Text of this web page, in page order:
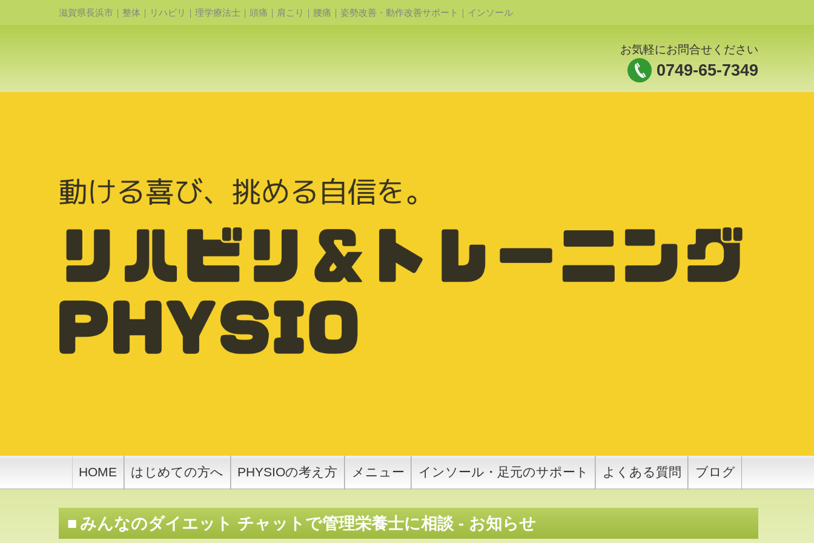
滋賀県長浜市｜整体｜リハビリ｜理学療法士｜頭痛｜肩こり｜腰痛｜姿勢改善・動作改善サポート｜インソール
お気軽にお問合せください
0749-65-7349
HOME はじめての方へ PHYSIOの考え方 メニュー インソール・足元のサポート よくある質問 ブログ
みんなのダイエット チャットで管理栄養士に相談 - お知らせ